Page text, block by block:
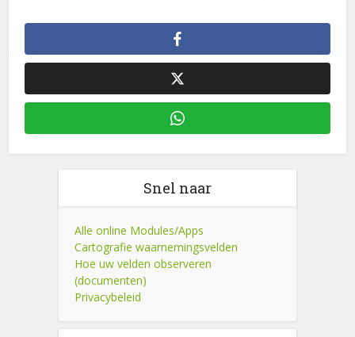
Snel naar
Alle online Modules/Apps
Cartografie waarnemingsvelden
Hoe uw velden observeren
(documenten)
Privacybeleid